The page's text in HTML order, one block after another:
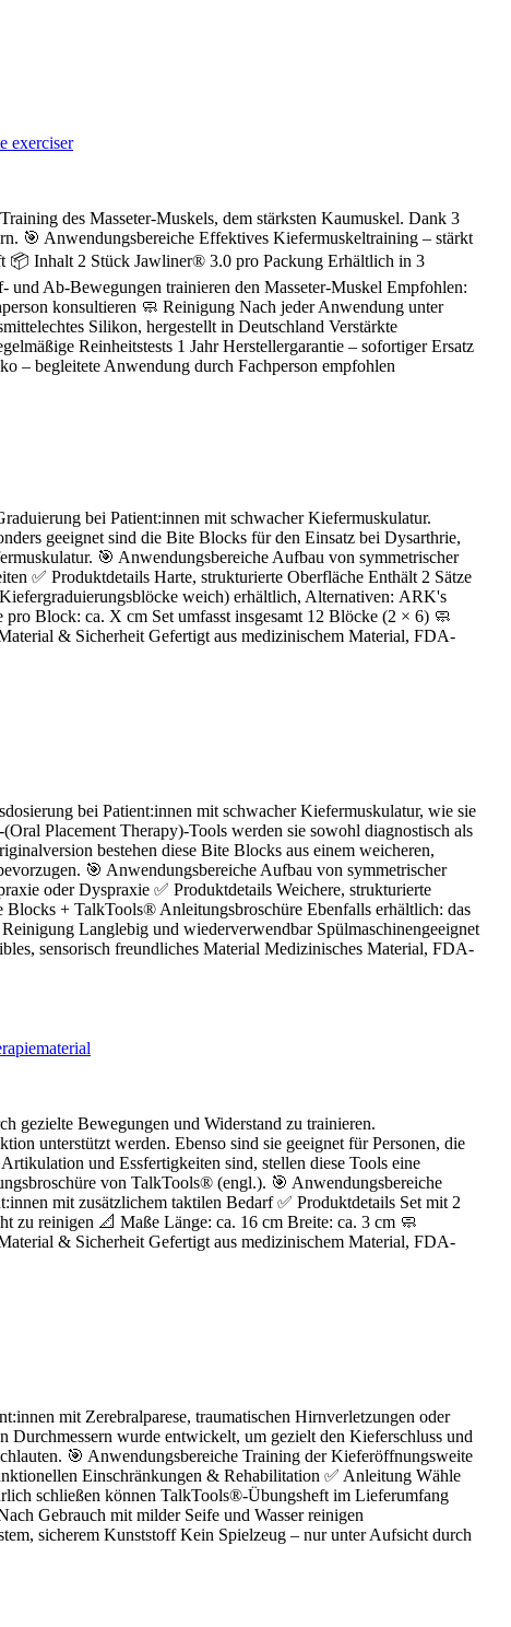
des Masseter-Muskels, dem stärksten Kaumuskel. Dank 3
🎯 Anwendungsbereiche Effektives Kiefermuskeltraining – stärkt
📦 Inhalt 2 Stück Jawliner® 3.0 pro Packung Erhältlich in 3
Ab-Bewegungen trainieren den Masseter-Muskel Empfohlen:
konsultieren 🧼 Reinigung Nach jeder Anwendung unter
Silikon, hergestellt in Deutschland Verstärkte
Reinheitstests 1 Jahr Herstellergarantie – sofortiger Ersatz
– begleitete Anwendung durch Fachperson empfohlen
bei Patient:innen mit schwacher Kiefermuskulatur.
geeignet sind die Bite Blocks für den Einsatz bei Dysarthrie,
🎯 Anwendungsbereiche Aufbau von symmetrischer
✅ Produktdetails Harte, strukturierte Oberfläche Enthält 2 Sätze
weich) erhältlich, Alternativen: ARK's
Block: ca. X cm Set umfasst insgesamt 12 Blöcke (2 × 6) 🧼
& Sicherheit Gefertigt aus medizinischem Material, FDA-
bei Patient:innen mit schwacher Kiefermuskulatur, wie sie
Placement Therapy)-Tools werden sie sowohl diagnostisch als
bestehen diese Bite Blocks aus einem weicheren,
🎯 Anwendungsbereiche Aufbau von symmetrischer
oder Dyspraxie ✅ Produktdetails Weichere, strukturierte
+ TalkTools® Anleitungsbroschüre Ebenfalls erhältlich: das
Langlebig und wiederverwendbar Spülmaschinengeeignet
sensorisch freundliches Material Medizinisches Material, FDA-
gezielte Bewegungen und Widerstand zu trainieren.
unterstützt werden. Ebenso sind sie geeignet für Personen, die
und Essfertigkeiten sind, stellen diese Tools eine
von TalkTools® (engl.). 🎯 Anwendungsbereiche
mit zusätzlichem taktilen Bedarf ✅ Produktdetails Set mit 2
zu reinigen 📐 Maße Länge: ca. 16 cm Breite: ca. 3 cm 🧼
& Sicherheit Gefertigt aus medizinischem Material, FDA-
mit Zerebralparese, traumatischen Hirnverletzungen oder
Durchmessern wurde entwickelt, um gezielt den Kieferschluss und
🎯 Anwendungsbereiche Training der Kieferöffnungsweite
Einschränkungen & Rehabilitation ✅ Anleitung Wähle
schließen können TalkTools®-Übungsheft im Lieferumfang
Gebrauch mit milder Seife und Wasser reinigen
sicherem Kunststoff Kein Spielzeug – nur unter Aufsicht durch